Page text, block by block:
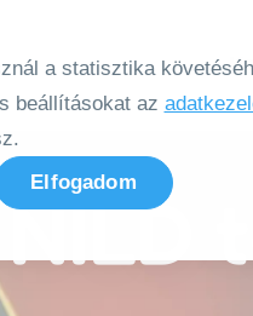
a statisztika
beállításokat az
Elfogadom
NILD